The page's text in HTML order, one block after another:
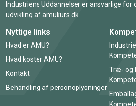
Industriens Uddannelser er ansvarlige for
udvikling af amukurs.dk.
Nyttige links
Hvad er AMU?
Hvad koster AMU?
Kontakt
Behandling af personoplysninger
Træ- og